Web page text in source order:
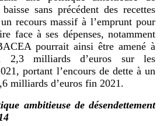
sans précédent des recettes
recours massif à l’emprunt pour
face à ses dépenses, notamment
pourrait ainsi être amené à
2,3 milliards d’euros sur les
portant l’encours de dette à un
milliards d’euros fin 2021.
ambitieuse de désendettement